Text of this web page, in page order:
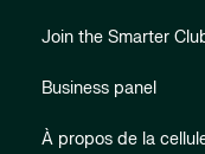
Join the Smarter
Business panel
À propos de la